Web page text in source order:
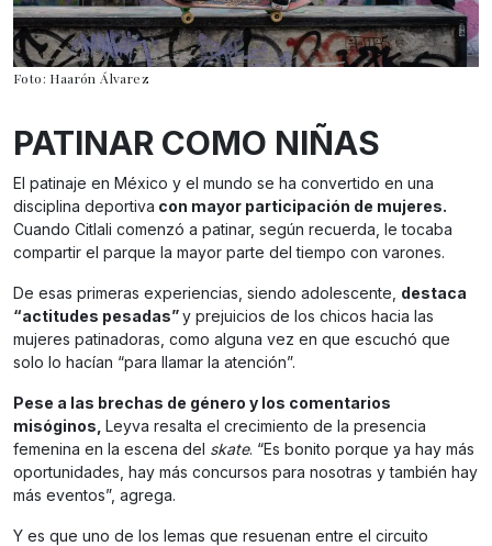
Foto: Haarón Álvarez
PATINAR COMO NIÑAS
El patinaje en México y el mundo se ha convertido en una
disciplina deportiva con mayor participación de mujeres.
Cuando Citlali comenzó a patinar, según recuerda, le tocaba
compartir el parque la mayor parte del tiempo con varones.
De esas primeras experiencias, siendo adolescente, destaca
“actitudes pesadas”y prejuicios de los chicos hacia las
mujeres patinadoras, como alguna vez en que escuchó que
solo lo hacían “para llamar la atención”.
Pese a las brechas de género y los comentarios
misóginos, Leyva resalta el crecimiento de la presencia
femenina en la escena del skate. “Es bonito porque ya hay más
oportunidades, hay más concursos para nosotras y también hay
más eventos”, agrega.
Y es que uno de los lemas que resuenan entre el circuito